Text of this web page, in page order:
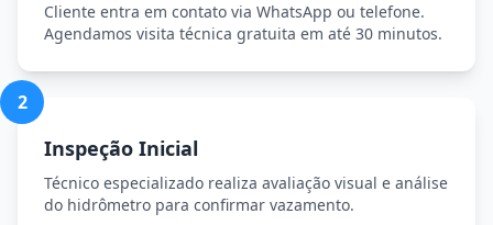
Cliente entra em contato via WhatsApp ou telefone.
Agendamos visita técnica gratuita em até 30 minutos.
2
Inspeção Inicial
Técnico especializado realiza avaliação visual e análise
do hidrômetro para confirmar vazamento.